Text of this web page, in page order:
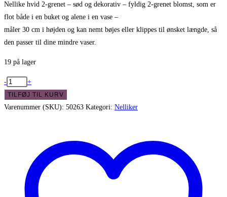
Nellike hvid 2-grenet – sød og dekorativ – fyldig 2-grenet blomst, som er
flot både i en buket og alene i en vase –
måler 30 cm i højden og kan nemt bøjes eller klippes til ønsket længde, så
den passer til dine mindre vaser.
19 på lager
Nellike
hvid
2-
dekorativ
- +
TILFØJ TIL KURV
Varenummer (SKU): 50263 Kategori: Nelliker